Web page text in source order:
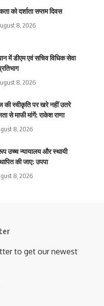
को दर्शाता सप्तम दिवस
8, 2026
में डीएम एवं सचिव विधिक सेवा
8, 2026
की स्वीकृति पर खरे नहीं उतरे
से माफी मांगें: राकेश राणा
8, 2026
उच्च न्यायालय और स्थायी
की जाए: उपपा
8, 2026
to get our newest